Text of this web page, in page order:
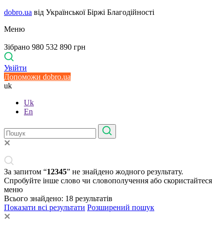
dobro.ua від Української Біржі Благодійності
Меню
Зібрано 980 532 890 грн
Увійти
Допоможи dobro.ua
uk
Uk
En
За запитом “12345” не знайдено жодного результату.
Спробуйте інше слово чи словополучення або скористайтеся
меню
Всього знайдено: 18 результатів
Показати всі результати Розширений пошук